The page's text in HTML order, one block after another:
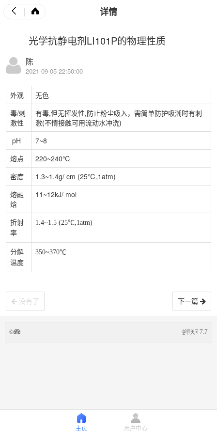
详情
光学抗静电剂LI101P的物理性质
陈
2021-09-05 22:50:00
外观
无色
毒/刺
激性
有毒,但无挥发性,防止粉尘吸入， 需简单防护吸潮时有刺
激(不情接触可用流动水冲洗)
pH
7~8
熔点
220~240℃
密度
1.3~1.4g/ cm (25℃,1atm)
熔融
焓
11~12kJ/ mol
折射
率
1.4~1.5 (25℃,1atm)
分解
温度
350~370℃
没有了 下一篇
© 7.7
主页 用户中心